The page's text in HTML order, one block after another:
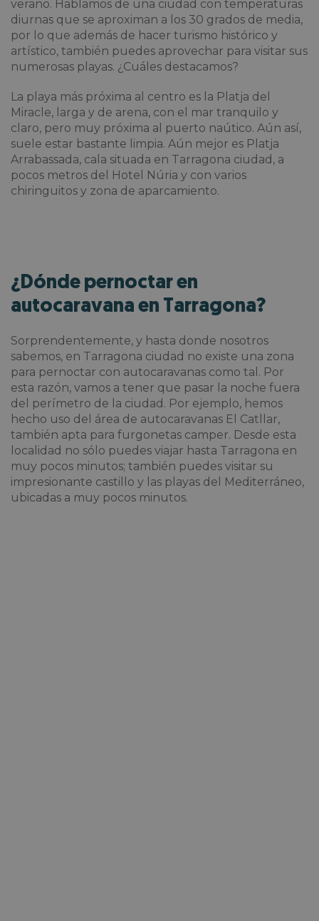
verano. Hablamos de una ciudad con temperaturas
diurnas que se aproximan a los 30 grados de media,
por lo que además de hacer turismo histórico y
artístico, también puedes aprovechar para visitar sus
numerosas playas. ¿Cuáles destacamos?
La playa más próxima al centro es la Platja del
Miracle, larga y de arena, con el mar tranquilo y
claro, pero muy próxima al puerto naútico. Aún así,
suele estar bastante limpia. Aún mejor es Platja
Arrabassada, cala situada en Tarragona ciudad, a
pocos metros del Hotel Núria y con varios
chiringuitos y zona de aparcamiento.
¿Dónde pernoctar en
autocaravana en Tarragona?
Sorprendentemente, y hasta donde nosotros
sabemos, en Tarragona ciudad no existe una zona
para pernoctar con autocaravanas como tal. Por
esta razón, vamos a tener que pasar la noche fuera
del perímetro de la ciudad. Por ejemplo, hemos
hecho uso del área de autocaravanas El Catllar,
también apta para furgonetas camper. Desde esta
localidad no sólo puedes viajar hasta Tarragona en
muy pocos minutos; también puedes visitar su
impresionante castillo y las playas del Mediterráneo,
ubicadas a muy pocos minutos.